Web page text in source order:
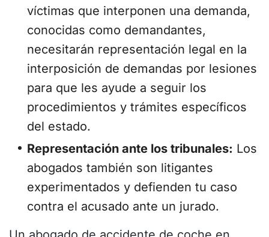
víctimas que interponen una demanda,
conocidas como demandantes,
necesitarán representación legal en la
interposición de demandas por lesiones
para que les ayude a seguir los
procedimientos y trámites específicos
del estado.
Representación ante los tribunales: Los
abogados también son litigantes
experimentados y defienden tu caso
contra el acusado ante un jurado.